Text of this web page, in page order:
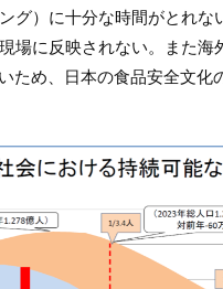
グ）に十分な時間がとれな
場に反映されない。また海
ため、日本の食品安全文化